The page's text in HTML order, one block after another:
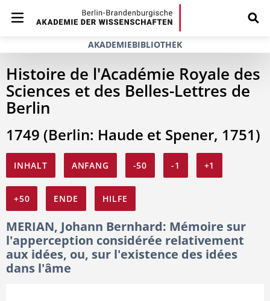
AKADEMIEBIBLIOTHEK
Histoire de l'Académie Royale des
Sciences et des Belles-Lettres de
Berlin
1749 (Berlin: Haude et Spener, 1751)
INHALT ANFANG -50 -1 +1
+50 ENDE HILFE
MERIAN, Johann Bernhard: Mémoire sur
l'apperception considérée relativement
aux idées, ou, sur l'existence des idées
dans l'âme